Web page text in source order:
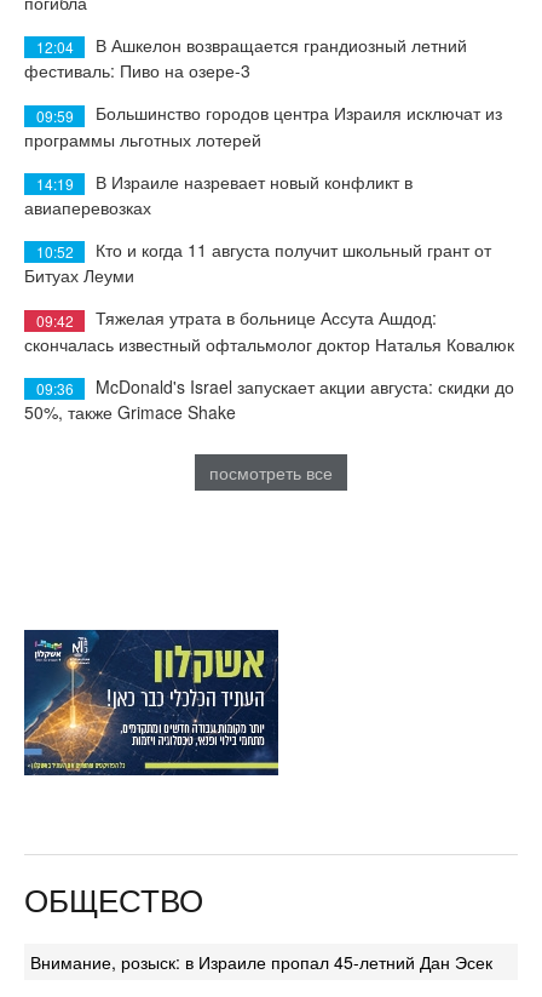
12:04
В Ашкелон возвращается грандиозный летний
фестиваль: Пиво на озере-3
09:59
Большинство городов центра Израиля исключат из
программы льготных лотерей
14:19
В Израиле назревает новый конфликт в
авиаперевозках
10:52
Кто и когда 11 августа получит школьный грант от
Битуах Леуми
09:42
Тяжелая утрата в больнице Ассута Ашдод:
скончалась известный офтальмолог доктор Наталья Ковалюк
09:36
McDonald's Israel запускает акции августа: скидки до
50%, также Grimace Shake
посмотреть все
ОБЩЕСТВО
Внимание, розыск: в Израиле пропал 45-летний Дан Эсек